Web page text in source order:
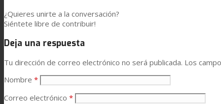
Prestaciones
¿Quieres unirte a la conversación?
Siéntete libre de contribuir!
Deja una respuesta
Tu dirección de correo electrónico no será publicada. Los
Nombre *
Correo electrónico *